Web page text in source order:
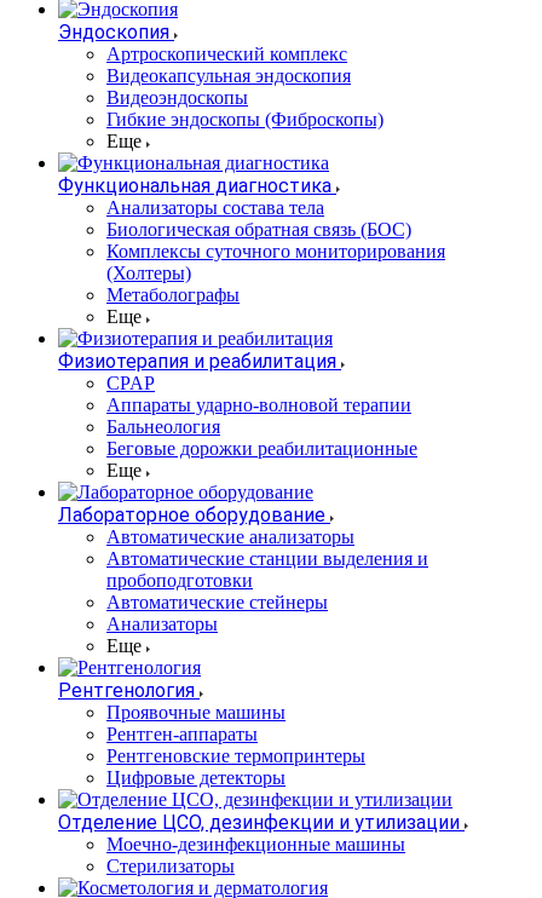
Эндоскопия
Артроскопический комплекс
Видеокапсульная эндоскопия
Видеоэндоскопы
Гибкие эндоскопы (Фиброcкопы)
Еще
Функциональная диагностика
Анализаторы состава тела
Биологическая обратная связь (БОС)
Комплексы суточного мониторирования
(Холтеры)
Метаболографы
Еще
Физиотерапия и реабилитация
CPAP
Аппараты ударно-волновой терапии
Бальнеология
Беговые дорожки реабилитационные
Еще
Лабораторное оборудование
Автоматические анализаторы
Автоматические станции выделения и
пробоподготовки
Автоматические стейнеры
Анализаторы
Еще
Рентгенология
Проявочные машины
Рентген-аппараты
Рентгеновские термопринтеры
Цифровые детекторы
Отделение ЦСО, дезинфекции и утилизации
Моечно-дезинфекционные машины
Стерилизаторы